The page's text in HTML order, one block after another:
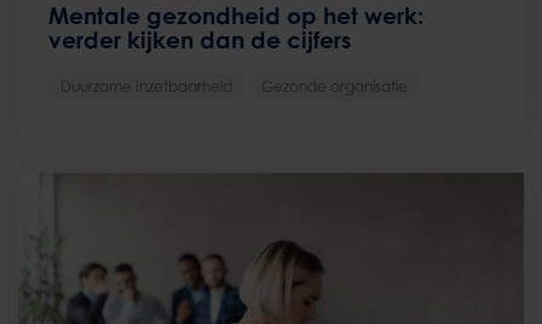
Mentale gezondheid op het werk:
verder kijken dan de cijfers
Duurzame Inzetbaarheid Gezonde organisatie